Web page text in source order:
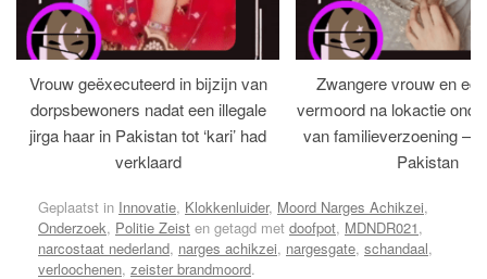
Vrouw geëxecuteerd in bijzijn van
dorpsbewoners nadat een illegale
jirga haar in Pakistan tot ‘kari’ had
verklaard
Zwangere vrouw en
vermoord na lokactie
van familieverzoening –
Pakistan
Geplaatst in Innovatie, Klokkenluider, Moord Narges Achikzei,
Onderzoek, Politie Zeist en getagd met doofpot, MDNDR021,
narcostaat nederland, narges achikzei, nargesgate, schandaal,
verloochenen, zeister brandmoord.